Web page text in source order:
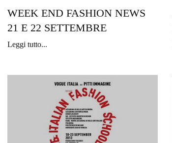
WEEK END FASHION NEWS
21 E 22 SETTEMBRE
Leggi tutto...